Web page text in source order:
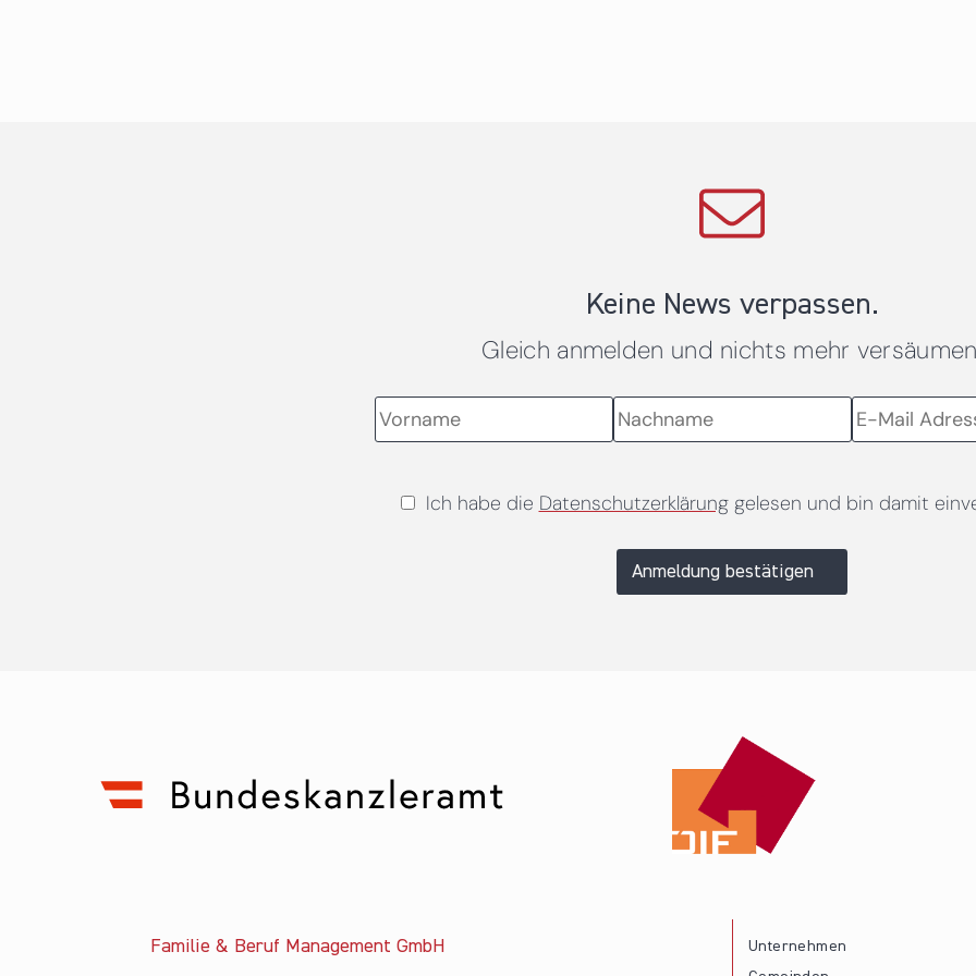
Keine News verpassen.
Gleich anmelden und nichts mehr
Ich habe die Datenschutzerklärunggelesen und bin damit
Anmeldung bestätigen
Familie & Beruf Management GmbH
Unternehmen